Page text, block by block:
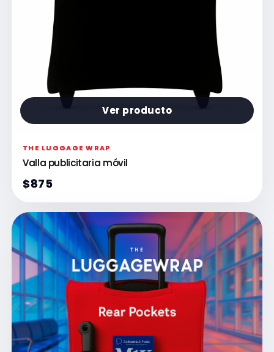
Ver producto
THE LUGGAGE WRAP
Valla publicitaria móvil
$875